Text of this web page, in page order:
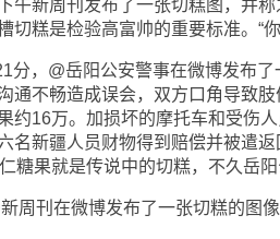
午新周刊发布了一张切糕图，并
切糕是检验高富帅的重要标准。“你
，@岳阳公安警事在微博发布了
通不畅造成误会，双方口角导致
约16万。加损坏的摩托车和受伤
名新疆人员财物得到赔偿并被遣
糖果就是传说中的切糕，不久岳阳
刊在微博发布了一张切糕的图像